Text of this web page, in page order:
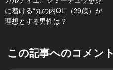
に着ける“丸の内OL”（29歳）が
理想とする男性は？
この記事へのコメント